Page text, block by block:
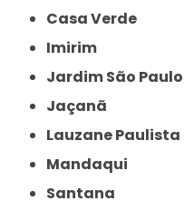
Casa Verde
Imirim
Jardim São Paulo
Jaçanã
Lauzane Paulista
Mandaqui
Santana